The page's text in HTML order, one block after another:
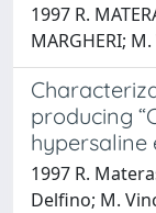
1997 R.
MARGHERI;
producing
1997 R.
Delfino; M.